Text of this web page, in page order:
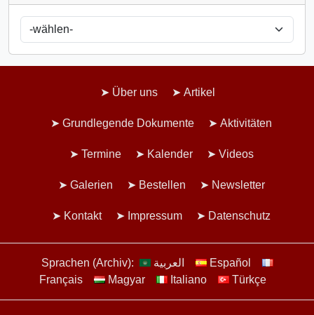
Über uns Artikel
Grundlegende Dokumente Aktivitäten
Termine Kalender Videos
Galerien Bestellen Newsletter
Kontakt Impressum Datenschutz
Sprachen (Archiv): العربية
Español
Français
Magyar Italiano Türkçe